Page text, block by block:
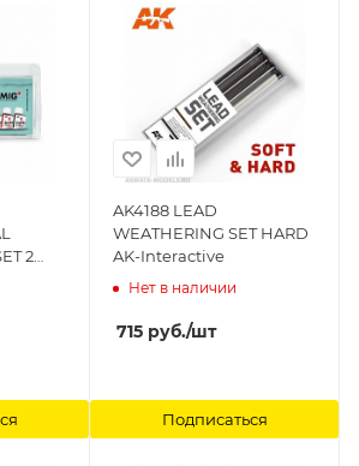
2
AK4188 LEAD
WEATHERING SET HARD
AK-Interactive
Нет в наличии
715 руб./шт
Подписаться